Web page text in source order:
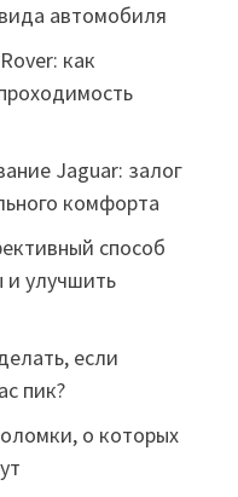
автомобиля
как
Jaguar: залог
комфорта
способ
и улучшить
если
пик?
о которых